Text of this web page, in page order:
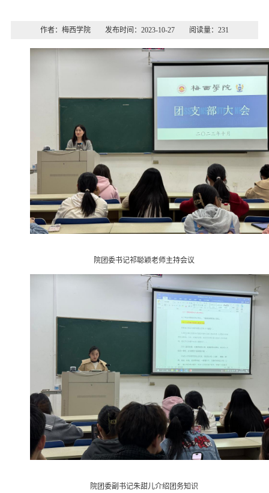
作者：梅西学院 发布时间：2023-10-27 阅读量： 231
院团委书记祁聪颖老师主持会议
院团委副书记朱甜儿介绍团务知识